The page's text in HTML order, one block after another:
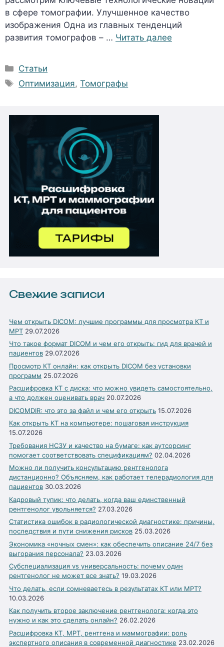
в сфере томографии. Улучшенное качество
изображения Одна из главных тенденций
развития томографов – … Читать далее
Рубрики
Статьи
Метки
Оптимизация,Томографы
Свежие записи
Чем открыть DICOM: лучшие программы для просмотра КТ и
МРТ 29.07.2026
Что такое формат DICOM и чем его открыть: гид для врачей и
пациентов 29.07.2026
Просмотр КТ онлайн: как открыть DICOM без установки
программ 25.07.2026
Расшифровка КТ с диска: что можно увидеть самостоятельно,
а что должен оценивать врач 20.07.2026
DICOMDIR: что это за файл и чем его открыть 15.07.2026
Как открыть КТ на компьютере: пошаговая инструкция
15.07.2026
Требования НСЗУ и качество на бумаге: как аутсорсинг
помогает соответствовать спецификациям? 02.04.2026
Можно ли получить консультацию рентгенолога
дистанционно? Объясняем, как работает телерадиология для
пациентов 30.03.2026
Кадровый тупик: что делать, когда ваш единственный
рентгенолог увольняется? 27.03.2026
Статистика ошибок в радиологической диагностике: причины,
последствия и пути снижения рисков 25.03.2026
Экономика «ночных смен»: как обеспечить описание 24/7 без
выгорания персонала? 23.03.2026
Субспециализация vs универсальность: почему один
рентгенолог не может все знать? 19.03.2026
Что делать, если сомневаетесь в результатах КТ или МРТ?
10.03.2026
Как получить второе заключение рентгенолога: когда это
нужно и как это сделать онлайн? 26.02.2026
Расшифровка КТ, МРТ, рентгена и маммографии: роль
экспертного описания в современной диагностике 23.02.2026